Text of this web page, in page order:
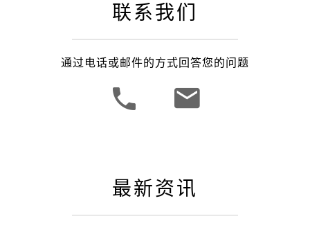
联系我们
通过电话或邮件的方式回答您的问题
最新资讯